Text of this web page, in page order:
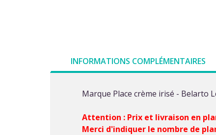
INFORMATIONS COMPLÉMENTAIRES
Marque Place crème irisé - Belarto
Attention : Prix et livraison en
Merci d'indiquer le nombre de